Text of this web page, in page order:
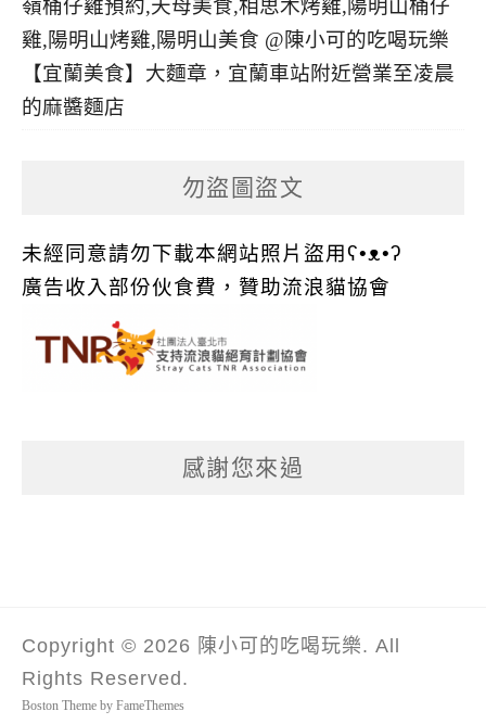
【宜蘭美食】大麵章，宜蘭車站附近營業至凌晨
的麻醬麵店
勿盜圖盜文
未經同意請勿下載本網站照片盜用ʕ•ᴥ•ʔ
廣告收入部份伙食費，贊助流浪貓協會
感謝您來過
Copyright © 2026 陳小可的吃喝玩樂. All
Rights Reserved.
Boston Theme by FameThemes